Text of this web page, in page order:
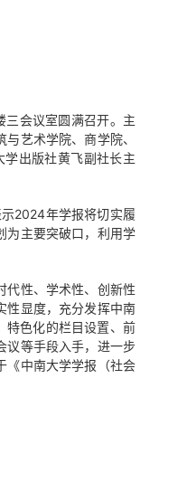
会议室圆满召开。主
艺术学院、商学院、
出版社黄飞副社长主
2024年学报将切实履
为主要突破口，利用学
代性、学术性、创新性
性显度，充分发挥中南
特色化的栏目设置、前
议等手段入手，进一步
《中南大学学报（社会